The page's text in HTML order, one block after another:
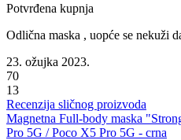
Potvrđena kupnja
Odlična maska , uopće se nekuži
23. ožujka 2023.
70
13
Recenzija sličnog proizvoda
Magnetna Full-body maska
Pro 5G / Poco X5 Pro 5G - crna